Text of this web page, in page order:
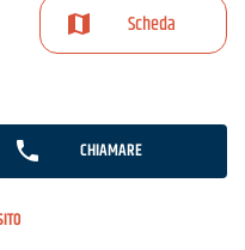
Scheda
CHIAMARE